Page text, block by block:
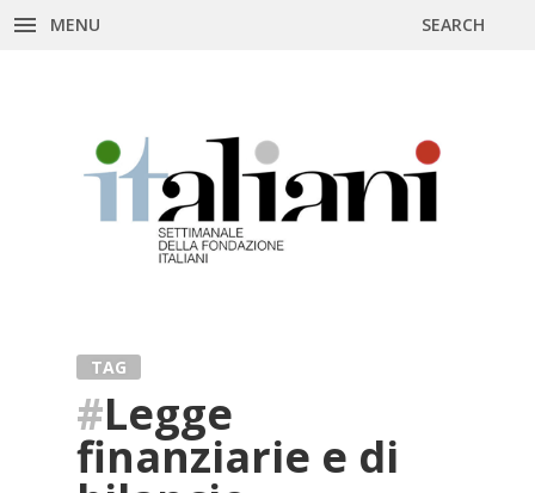
MENU SEARCH
TAG
#Legge
finanziarie e di